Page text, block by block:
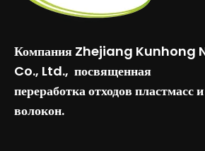
Компания Zhejiang Kunhong
Co., Ltd., посвященная
переработка отходов пластмасс
волокон.